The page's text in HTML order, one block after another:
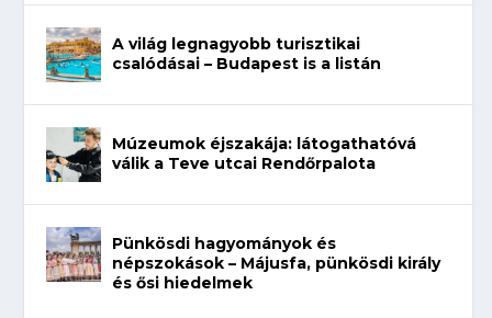
A világ legnagyobb turisztikai
csalódásai – Budapest is a listán
Múzeumok éjszakája: látogathatóvá
válik a Teve utcai Rendőrpalota
Pünkösdi hagyományok és
népszokások – Májusfa, pünkösdi király
és ősi hiedelmek